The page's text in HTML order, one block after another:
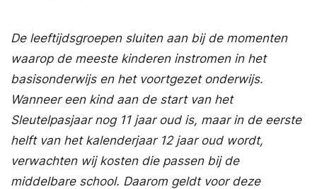
De leeftijdsgroepen sluiten aan bij de momenten
waarop de meeste kinderen instromen in het
basisonderwijs en het voortgezet onderwijs.
Wanneer een kind aan de start van het
Sleutelpasjaar nog 11 jaar oud is, maar in de eerste
helft van het kalenderjaar 12 jaar oud wordt,
verwachten wij kosten die passen bij de
middelbare school. Daarom geldt voor deze